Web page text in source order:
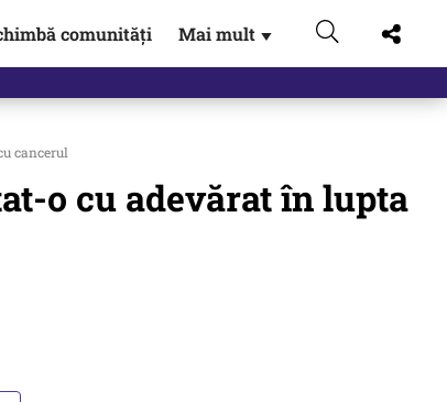
comunități Mai mult ▼
cancerul
o cu adevărat în lupta